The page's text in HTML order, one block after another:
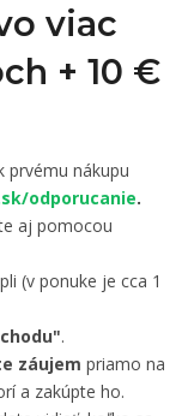
viac
+ 10 €
prvému nákupu
odporucanie.
aj pomocou
(v ponuke je cca 1
.
záujem priamo na
a zakúpte ho.